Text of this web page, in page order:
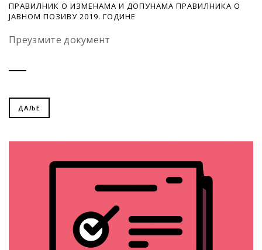
ПРАВИЛНИК О ИЗМЕНАМА И ДОПУНАМА ПРАВИЛНИКА О
ЈАВНОМ ПОЗИВУ 2019. ГОДИНЕ
Преузмите документ
ДАЉЕ